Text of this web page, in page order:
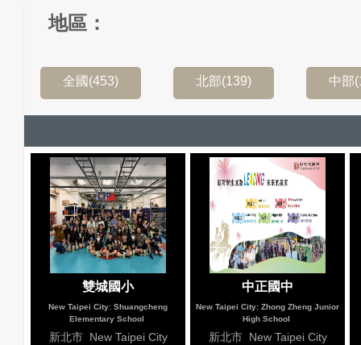
地區：
全國(453) 北部(139) 中部
雙城國小
New Taipei City: Shuangcheng
Elementary School
新北市 New Taipei City
中正國中
New Taipei City: Zhong Zheng Junior
High School
新北市 New Taipei City